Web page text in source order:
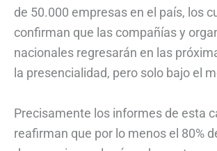
de 50.000 empresas en el país, los
confirman que las compañías y
nacionales regresarán en las
la presencialidad, pero solo bajo el
Precisamente los informes de esta
reafirman que por lo menos el 80%